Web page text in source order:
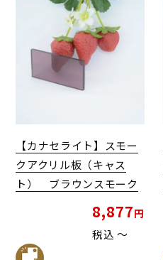
【カナセライト】スモー
クアクリル板（キャス
ト） ブラウンスモーク
8,877
税込 〜